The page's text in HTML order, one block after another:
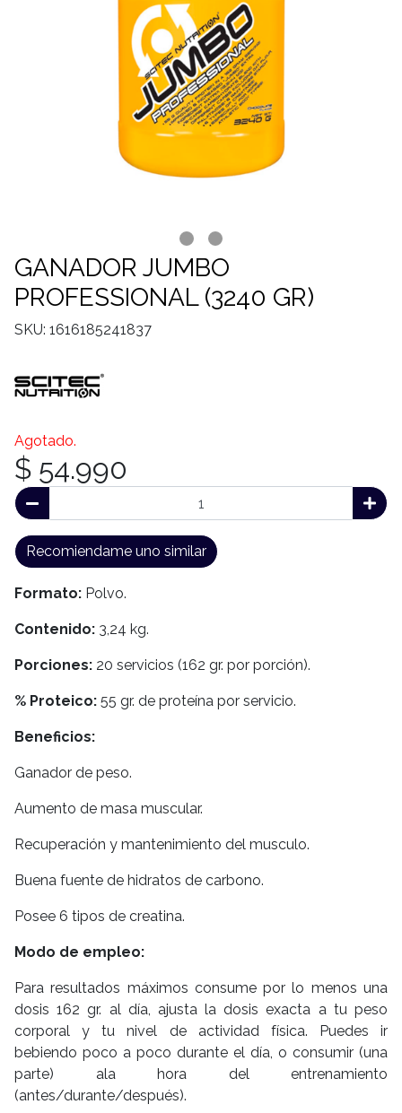
GANADOR JUMBO
PROFESSIONAL (3240 GR)
SKU: 1616185241837
Agotado.
$ 54.990
Recomiendame uno similar
Formato: Polvo.
Contenido: 3,24 kg.
Porciones: 20 servicios (162 gr. por porción).
% Proteico: 55 gr. de proteína por servicio.
Beneficios:
Ganador de peso.
Aumento de masa muscular.
Recuperación y mantenimiento del musculo.
Buena fuente de hidratos de carbono.
Posee 6 tipos de creatina.
Modo de empleo:
Para resultados máximos consume por lo menos una
dosis 162 gr. al día, ajusta la dosis exacta a tu peso
corporal y tu nivel de actividad física. Puedes ir
bebiendo poco a poco durante el día, o consumir (una
parte) ala hora del entrenamiento
(antes/durante/después).